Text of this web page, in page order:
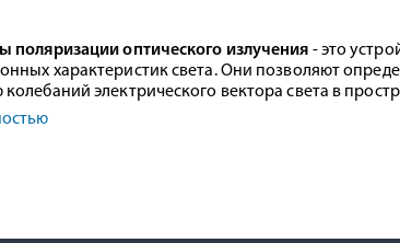
поляризации оптического излучения - это
характеристик света. Они позволяют
электрического вектора света в